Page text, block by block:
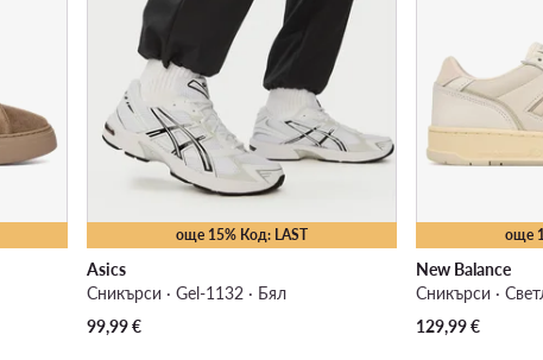
още 15% Код: LAST
Asics
Сникърси · Gel-1132 · Бял
99,99€
още
New Balance
Сникърси ·
129,99€